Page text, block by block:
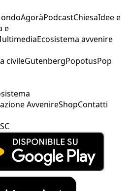
AgoràPodcastChiesaIdee e
e
Ecosistema avvenire
civileGutenbergPopotusPop
AvvenireShopContatti